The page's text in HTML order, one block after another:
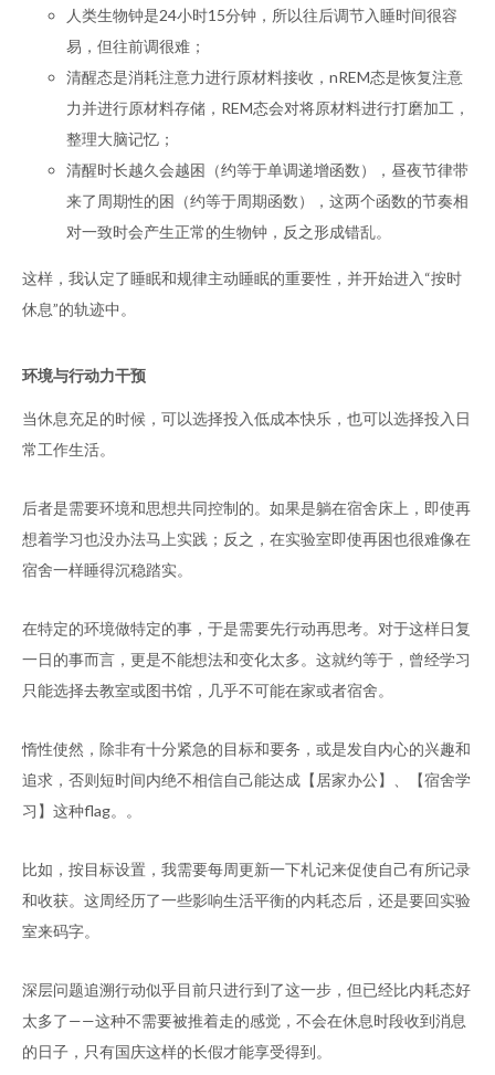
人类生物钟是24小时15分钟，所以往后调节入睡时间很容
易，但往前调很难；
清醒态是消耗注意力进行原材料接收，nREM态是恢复注意
力并进行原材料存储，REM态会对将原材料进行打磨加工，
整理大脑记忆；
清醒时长越久会越困（约等于单调递增函数），昼夜节律带
来了周期性的困（约等于周期函数），这两个函数的节奏相
对一致时会产生正常的生物钟，反之形成错乱。
这样，我认定了睡眠和规律主动睡眠的重要性，并开始进入“按时
休息”的轨迹中。
环境与行动力干预
当休息充足的时候，可以选择投入低成本快乐，也可以选择投入日
常工作生活。
后者是需要环境和思想共同控制的。如果是躺在宿舍床上，即使再
想着学习也没办法马上实践；反之，在实验室即使再困也很难像在
宿舍一样睡得沉稳踏实。
在特定的环境做特定的事，于是需要先行动再思考。对于这样日复
一日的事而言，更是不能想法和变化太多。这就约等于，曾经学习
只能选择去教室或图书馆，几乎不可能在家或者宿舍。
惰性使然，除非有十分紧急的目标和要务，或是发自内心的兴趣和
追求，否则短时间内绝不相信自己能达成【居家办公】、【宿舍学
习】这种flag。。
比如，按目标设置，我需要每周更新一下札记来促使自己有所记录
和收获。这周经历了一些影响生活平衡的内耗态后，还是要回实验
室来码字。
深层问题追溯行动似乎目前只进行到了这一步，但已经比内耗态好
太多了——这种不需要被推着走的感觉，不会在休息时段收到消息
的日子，只有国庆这样的长假才能享受得到。